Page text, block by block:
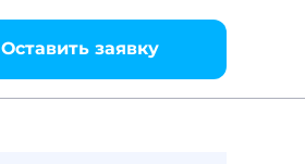
Оставить заявку